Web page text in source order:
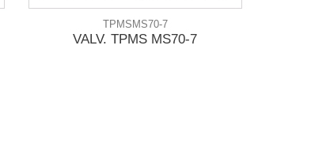
TPMSMS70-7
VALV. TPMS MS70-7